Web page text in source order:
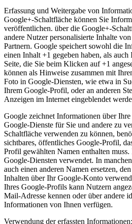
Erfassung und Weitergabe von
Google+-Schaltfläche können Sie
veröffentlichen. über die Google+-
andere Nutzer personalisierte Inhalte
Partnern. Google speichert sowohl die
einen Inhalt +1 gegeben haben, als
Seite, die Sie beim Klicken auf +1
können als Hinweise zusammen mit
Foto in Google-Diensten, wie etwa in
Ihrem Google-Profil, oder an anderen
Anzeigen im Internet eingeblendet
Google zeichnet Informationen über
Google-Dienste für Sie und andere zu
Schaltfläche verwenden zu können,
sichtbares, öffentliches Google-Profil,
Profil gewählten Namen enthalten
Google-Diensten verwendet. In
auch einen anderen Namen ersetzen,
Inhalten über Ihr Google-Konto
Ihres Google-Profils kann Nutzern
Mail-Adresse kennen oder über andere
Informationen von Ihnen verfügen.
Verwendung der erfassten